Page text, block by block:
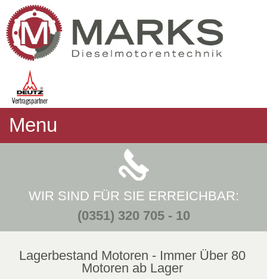
Menu
WIR SIND FÜR SIE ERREICHBAR:
(0351) 320 705 - 10
Lagerbestand Motoren - Immer Über 80
Motoren ab Lager